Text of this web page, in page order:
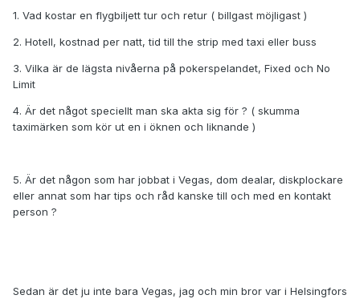
1. Vad kostar en flygbiljett tur och retur ( billgast möjligast )
2. Hotell, kostnad per natt, tid till the strip med taxi eller buss
3. Vilka är de lägsta nivåerna på pokerspelandet, Fixed och No
Limit
4. Är det något speciellt man ska akta sig för ? ( skumma
taximärken som kör ut en i öknen och liknande )
5. Är det någon som har jobbat i Vegas, dom dealar, diskplockare
eller annat som har tips och råd kanske till och med en kontakt
person ?
Sedan är det ju inte bara Vegas, jag och min bror var i Helsingfors